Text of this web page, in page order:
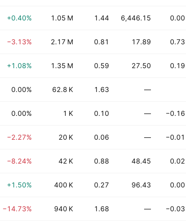
+0.40% 1.05 M 1.44 6,446.15 0.00
−3.13% 2.17 M 0.81 17.89 0.73
+1.08% 1.35 M 0.59 27.50 0.19
0.00% 62.8 K 1.63 —
0.00% 1 K 0.10 — −0.16
−2.27% 20 K 0.06 — −0.01
−8.24% 42 K 0.88 48.45 0.02
+1.50% 400 K 0.27 96.43 0.00
−14.73% 940 K 1.68 — −0.03